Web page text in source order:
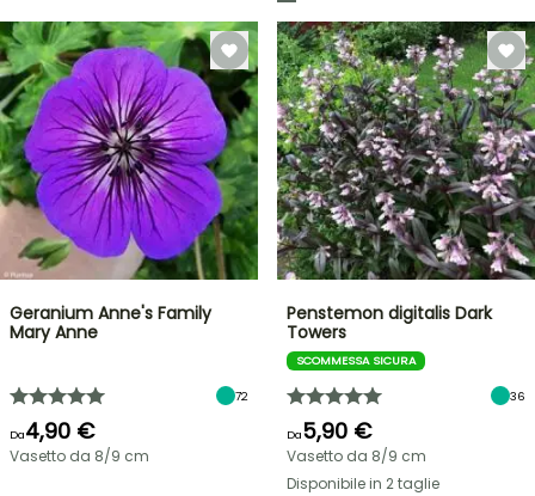
Geranium Anne's Family
Mary Anne
72
Da4,90 €
Vasetto da 8/9 cm
Penstemon digitalis Dark
Towers
SCOMMESSA SICURA
36
Da5,90 €
Vasetto da 8/9 cm
Disponibile in 2 taglie